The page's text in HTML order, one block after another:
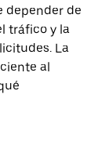
depender de
tráfico y la
La
al